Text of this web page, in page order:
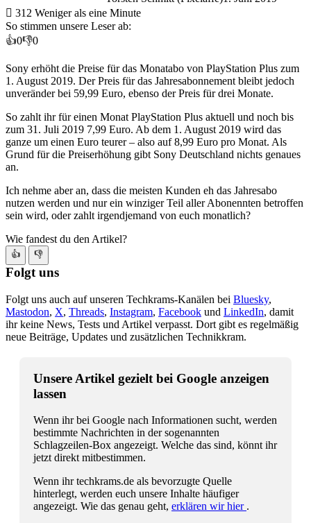
312 Weniger als eine Minute
So stimmen unsere Leser ab:
👍0👎0
Sony erhöht die Preise für das Monatabo von PlayStation Plus zum
1. August 2019. Der Preis für das Jahresabonnement bleibt jedoch
unveränder bei 59,99 Euro, ebenso der Preis für drei Monate.
So zahlt ihr für einen Monat PlayStation Plus aktuell und noch bis
zum 31. Juli 2019 7,99 Euro. Ab dem 1. August 2019 wird das
ganze um einen Euro teurer – also auf 8,99 Euro pro Monat. Als
Grund für die Preiserhöhung gibt Sony Deutschland nichts genaues
an.
Ich nehme aber an, dass die meisten Kunden eh das Jahresabo
nutzen werden und nur ein winziger Teil aller Abonennten betroffen
sein wird, oder zahlt irgendjemand von euch monatlich?
Wie fandest du den Artikel?
👍 👎
Folgt uns
Folgt uns auch auf unseren Techkrams-Kanälen bei Bluesky,
Mastodon, X, Threads, Instagram, Facebook und LinkedIn, damit
ihr keine News, Tests und Artikel verpasst. Dort gibt es regelmäßig
neue Beiträge, Updates und zusätzlichen Technikkram.
Unsere Artikel gezielt bei Google anzeigen
lassen
Wenn ihr bei Google nach Informationen sucht, werden
bestimmte Nachrichten in der sogenannten
Schlagzeilen-Box angezeigt. Welche das sind, könnt ihr
jetzt direkt mitbestimmen.
Wenn ihr techkrams.de als bevorzugte Quelle
hinterlegt, werden euch unsere Inhalte häufiger
angezeigt. Wie das genau geht, erklären wir hier .